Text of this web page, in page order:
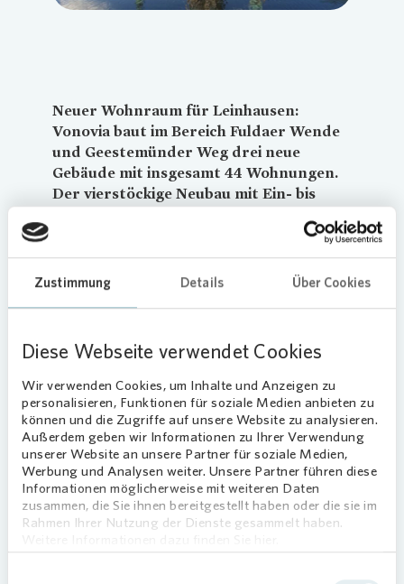
Zustimmung Details Über Cookies
Diese Webseite verwendet Cookies
Wir verwenden Cookies, um Inhalte und Anzeigen zu
personalisieren, Funktionen für soziale Medien anbieten zu
können und die Zugriffe auf unsere Website zu analysieren.
Außerdem geben wir Informationen zu Ihrer Verwendung
unserer Website an unsere Partner für soziale Medien,
Werbung und Analysen weiter. Unsere Partner führen diese
Informationen möglicherweise mit weiteren Daten
zusammen, die Sie ihnen bereitgestellt haben oder die sie im
Rahmen Ihrer Nutzung der Dienste gesammelt haben.
Neuer Wohnraum für Leinhausen:
Vonovia baut im Bereich Fuldaer Wende
und Geestemünder Weg drei neue
Gebäude mit insgesamt 44 Wohnungen.
Der vierstöckige Neubau mit Ein- bis
fertiggestellt. Die ersten Bauarbeiten
starten im Oktober.
Wohnungen finden vor allem Alleinstehende
Zuhause. Die Wohnungen sind barrierearm und
über einen Aufzug zugänglich. Darüber hinaus
entstehen 44 neue PKW-Stellplätze, darunter 30
Carports. Die Stellplätze sind teilweise für E-
Ladesäulen vorgerüstet.
„Wir möchten einen Beitrag zur Schaffung von
neuem Wohnraum in Hannover leisten, und dieses